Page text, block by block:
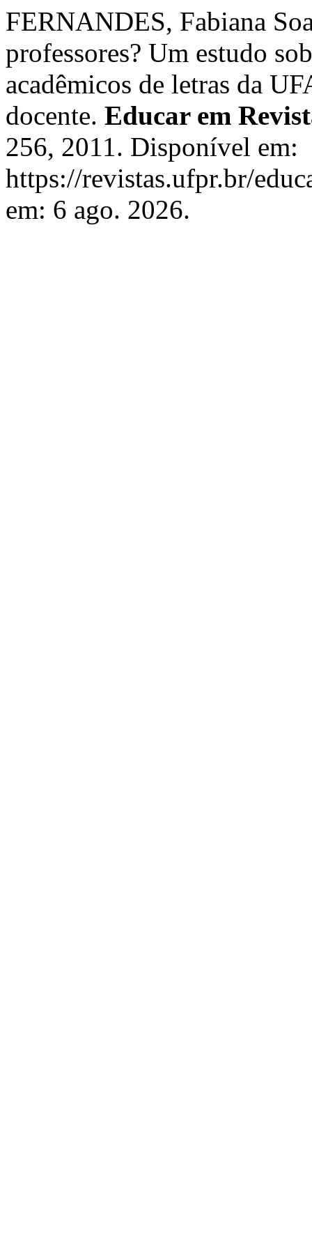
FERNANDES, Fabiana
professores? Um estudo
acadêmicos de letras da
docente. Educar em
256, 2011. Disponível em:
https://revistas.ufpr.br/
em: 6 ago. 2026.